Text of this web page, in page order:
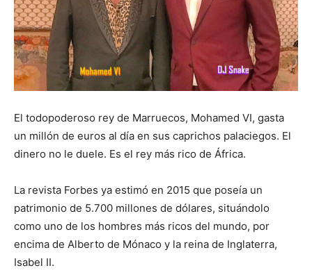
El todopoderoso rey de Marruecos, Mohamed VI, gasta
un millón de euros al día en sus caprichos palaciegos. El
dinero no le duele. Es el rey más rico de África.
La revista Forbes ya estimó en 2015 que poseía un
patrimonio de 5.700 millones de dólares, situándolo
como uno de los hombres más ricos del mundo, por
encima de Alberto de Mónaco y la reina de Inglaterra,
Isabel II.